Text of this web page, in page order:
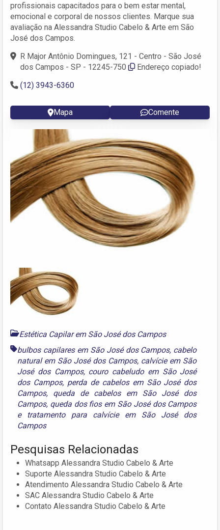
profissionais capacitados para o bem estar mental,
emocional e corporal de nossos clientes. Marque sua
avaliação na Alessandra Studio Cabelo & Arte em São
José dos Campos.
R Major Antônio Domingues, 121 - Centro - São José
dos Campos - SP - 12245-750
Endereço copiado!
(12) 3943-6360
Mapa Comente
Estética Capilar em São José dos Campos
bulbos capilares em São José dos Campos, cabelo
natural em São José dos Campos, calvície em São
José dos Campos, couro cabeludo em São José
dos Campos, perda de cabelos em São José dos
Campos, queda de cabelos em São José dos
Campos, queda dos fios em São José dos Campos
e
tratamento para calvície em São José dos
Campos
Pesquisas Relacionadas
Whatsapp Alessandra Studio Cabelo & Arte
Suporte Alessandra Studio Cabelo & Arte
Atendimento Alessandra Studio Cabelo & Arte
SAC Alessandra Studio Cabelo & Arte
Contato Alessandra Studio Cabelo & Arte